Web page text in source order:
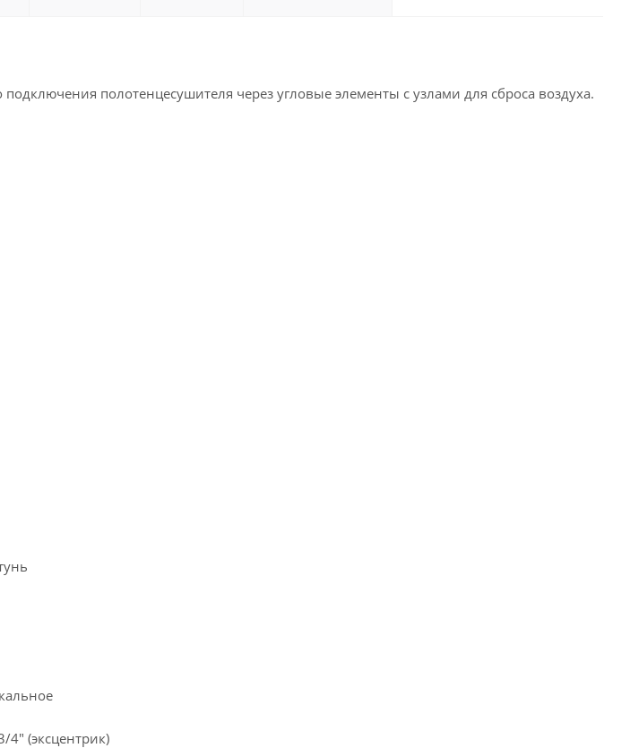
полотенцесушителя через угловые элементы с узлами для сброса воздуха.
(эксцентрик)